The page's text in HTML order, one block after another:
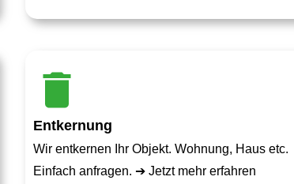
Entkernung
Wir entkernen Ihr Objekt. Wohnung, Haus etc.
Einfach anfragen. ➔Jetzt mehr erfahren